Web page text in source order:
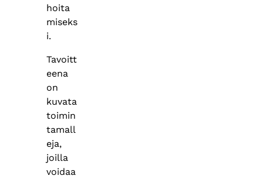
hoita
miseks
i.
Tavoitt
eena
on
kuvata
toimin
tamall
eja,
joilla
voidaa